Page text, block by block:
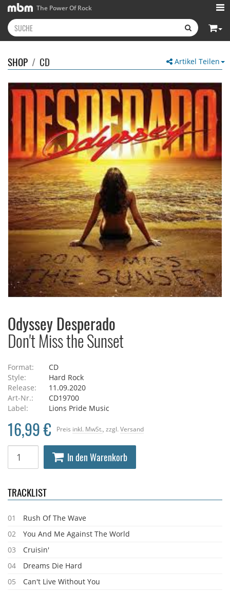
The Power Of Rock
Artikel Teilen
SHOP / CD
Odyssey Desperado
Don't Miss the Sunset
Format:
CD
Style:
Hard Rock
Release:
11.09.2020
Art-Nr.:
CD19700
Label:
Lions Pride Music
Preis inkl. MwSt. , zzgl. Versand
16,99 €
In den Warenkorb
TRACKLIST
01
Rush Of The Wave
02
You And Me Against The World
03
Cruisin'
04
Dreams Die Hard
05
Can't Live Without You